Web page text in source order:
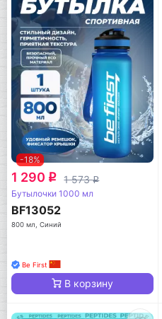
-18%
1 290 q 1 573q
Бутылочки 1000 мл
BF13052
800 мл, Синий
Be First
В корзину